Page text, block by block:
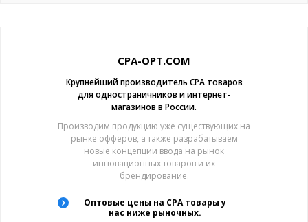
CPA-OPT.COM
Крупнейший производитель CPA товаров
для одностраничников и интернет-
магазинов в России.
Производим продукцию уже существующих на
рынке офферов, а также разрабатываем
новые концепции ввода на рынок
инновационных товаров и их
брендирование.
Оптовые цены на CPA товары у
нас ниже рыночных.